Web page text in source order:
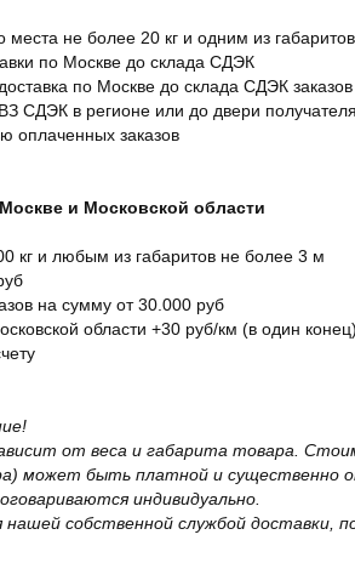
места не более 20 кг и одним из
по Москве до склада СДЭК
по Москве до склада СДЭК
СДЭК в регионе или до двери
оплаченных заказов
и Московской области
кг и любым из габаритов не более 3 м
на сумму от 30.000 руб
области +30 руб/км (в один конец)
от веса и габарита товара.
может быть платной и существенно
индивидуально.
нашей собственной службой